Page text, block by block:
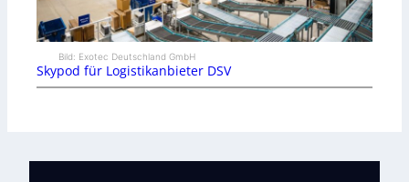
Bild: Exotec Deutschland GmbH
Skypod für Logistikanbieter DSV